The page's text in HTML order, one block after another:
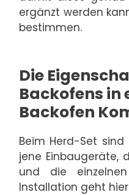
ergänzt werden
bestimmen.
Die
Backofens in
Backofen
Beim Herd-Set
jene Einbaugeräte,
und die
Installation geht